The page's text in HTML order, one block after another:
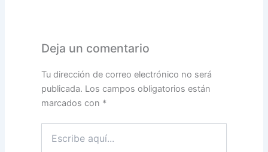
Deja un comentario
Tu dirección de correo electrónico no será
publicada. Los campos obligatorios están
marcados con *
aquí...